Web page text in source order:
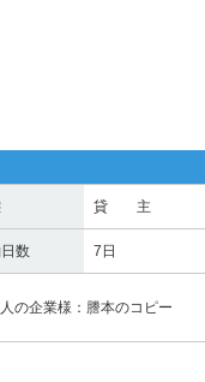
貸 主
数 7日
の企業様：謄本のコピー